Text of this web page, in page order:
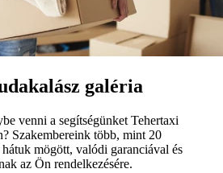
galéria
venni a segítségünket Tehertaxi
Szakembereink több, mint 20
hátuk mögött, valódi garanciával és
az Ön rendelkezésére.